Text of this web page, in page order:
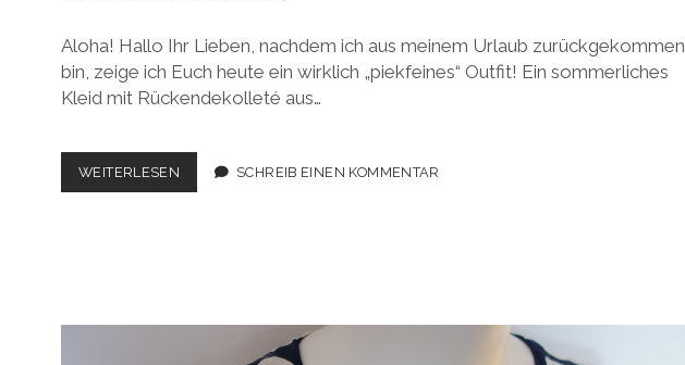
Aloha! Hallo Ihr Lieben, nachdem ich aus meinem Urlaub zurückgekommen
bin, zeige ich Euch heute ein wirklich „piekfeines“ Outfit! Ein sommerliches
Kleid mit Rückendekolleté aus…
WEITERLESEN
MODA
SCHREIB EINEN KOMMENTAR